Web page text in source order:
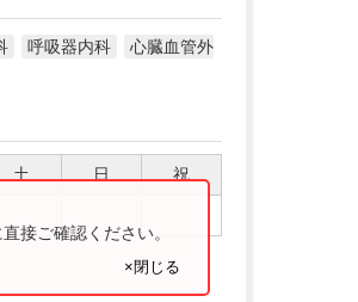
呼吸器内科
心臓血管外
土 日 祝
接ご確認ください。
×閉じる